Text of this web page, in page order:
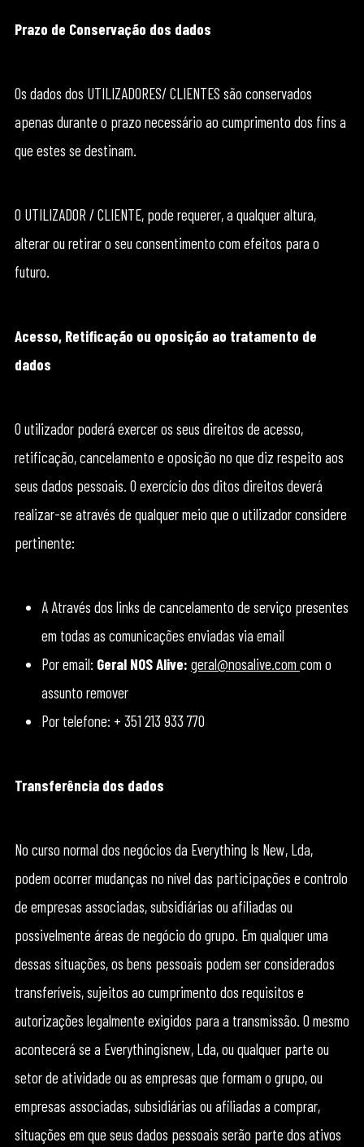
Prazo de Conservação dos dados
Os dados dos UTILIZADORES/ CLIENTES são conservados
apenas durante o prazo necessário ao cumprimento dos fins a
que estes se destinam.
O UTILIZADOR / CLIENTE, pode requerer, a qualquer altura,
alterar ou retirar o seu consentimento com efeitos para o
futuro.
Acesso, Retificação ou oposição ao tratamento de
dados
O utilizador poderá exercer os seus direitos de acesso,
retificação, cancelamento e oposição no que diz respeito aos
seus dados pessoais. O exercício dos ditos direitos deverá
realizar-se através de qualquer meio que o utilizador considere
pertinente:
A Através dos links de cancelamento de serviço presentes
em todas as comunicações enviadas via email
Por email: Geral NOS Alive: geral@nosalive.com com o
assunto remover
Por telefone: + 351 213 933 770
Transferência dos dados
No curso normal dos negócios da Everything Is New, Lda,
podem ocorrer mudanças no nível das participações e controlo
de empresas associadas, subsidiárias ou afiliadas ou
possivelmente áreas de negócio do grupo. Em qualquer uma
dessas situações, os bens pessoais podem ser considerados
transferíveis, sujeitos ao cumprimento dos requisitos e
autorizações legalmente exigidos para a transmissão. O mesmo
acontecerá se a Everythingisnew, Lda, ou qualquer parte ou
setor de atividade ou as empresas que formam o grupo, ou
empresas associadas, subsidiárias ou afiliadas a comprar,
situações em que seus dados pessoais serão parte dos ativos